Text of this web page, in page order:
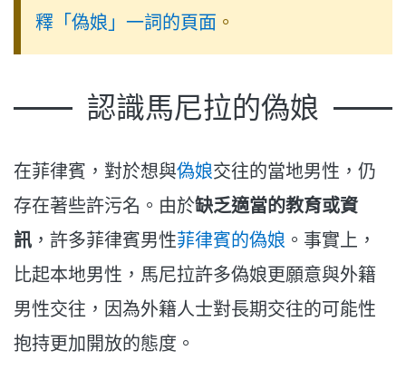
釋「偽娘」一詞的頁面 。
認識馬尼拉的偽娘
在菲律賓，對於想與偽娘交往的當地男性，仍
存在著些許污名。由於缺乏適當的教育或資
訊 ，許多菲律賓男性菲律賓的偽娘 。事實上，
比起本地男性，馬尼拉許多偽娘更願意與外籍
男性交往，因為外籍人士對長期交往的可能性
抱持更加開放的態度。